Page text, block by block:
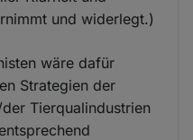
und widerlegt.)
wäre dafür
Strategien der
Tierqualindustrien